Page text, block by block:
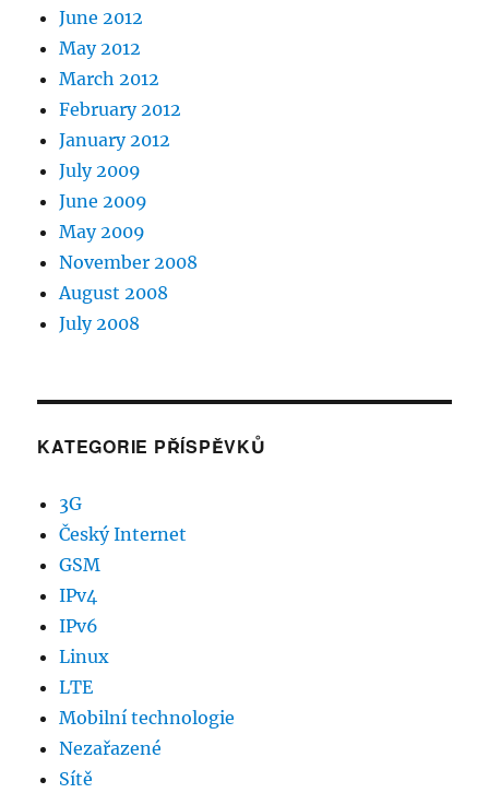
June 2012
May 2012
March 2012
February 2012
January 2012
July 2009
June 2009
May 2009
November 2008
August 2008
July 2008
KATEGORIE PŘÍSPĚVKŮ
3G
Český Internet
GSM
IPv4
IPv6
Linux
LTE
Mobilní technologie
Nezařazené
Sítě